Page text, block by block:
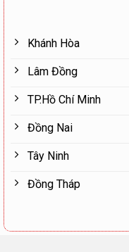
Khánh Hòa
Lâm Đồng
TP.Hồ Chí Minh
Đồng Nai
Tây Ninh
Đồng Tháp